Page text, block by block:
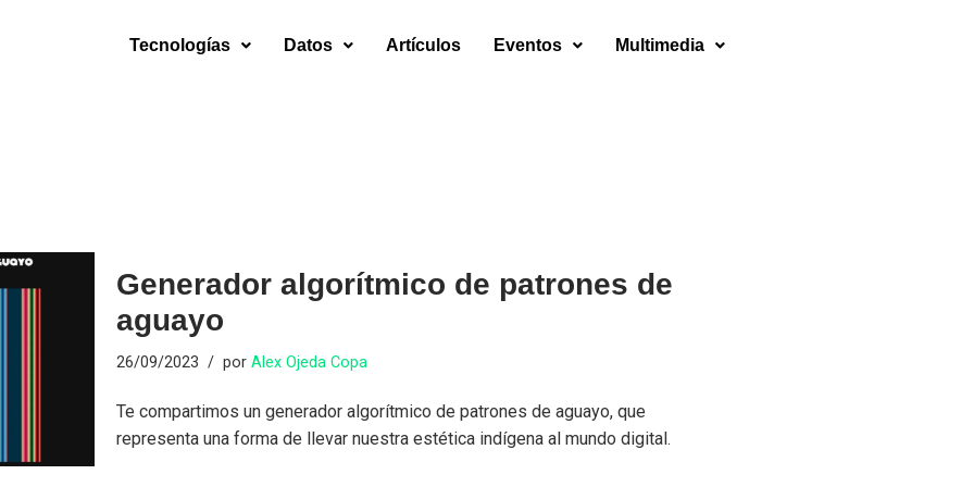
Tecnologías Datos Artículos Eventos Multimedia
Generador algorítmico de patrones de
aguayo
26/09/2023 porAlex Ojeda Copa
Te compartimos un generador algorítmico de patrones de aguayo, que
representa una forma de llevar nuestra estética indígena al mundo digital.